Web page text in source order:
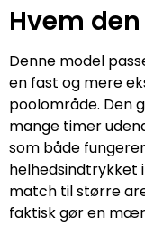
Hvem
Denne model
en fast og mere
poolområde. Den
mange timer
som både
helhedsindtrykket
match til større
faktisk gør en